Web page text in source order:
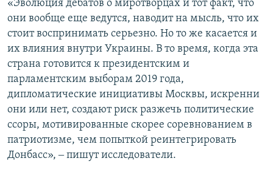
«Эволюция дебатов о миротворцах и тот факт, что
они вообще еще ведутся, наводит на мысль, что их
стоит воспринимать серьезно. Но то же касается и
их влияния внутри Украины. В то время, когда эта
страна готовится к президентским и
парламентским выборам 2019 года,
дипломатические инициативы Москвы, искренни
они или нет, создают риск разжечь политические
ссоры, мотивированные скорее соревнованием в
патриотизме, чем попыткой реинтегрировать
Донбасс», ‒ пишут исследователи.